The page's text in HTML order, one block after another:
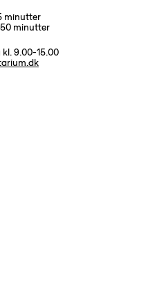
minutter
minutter
9.00-15.00